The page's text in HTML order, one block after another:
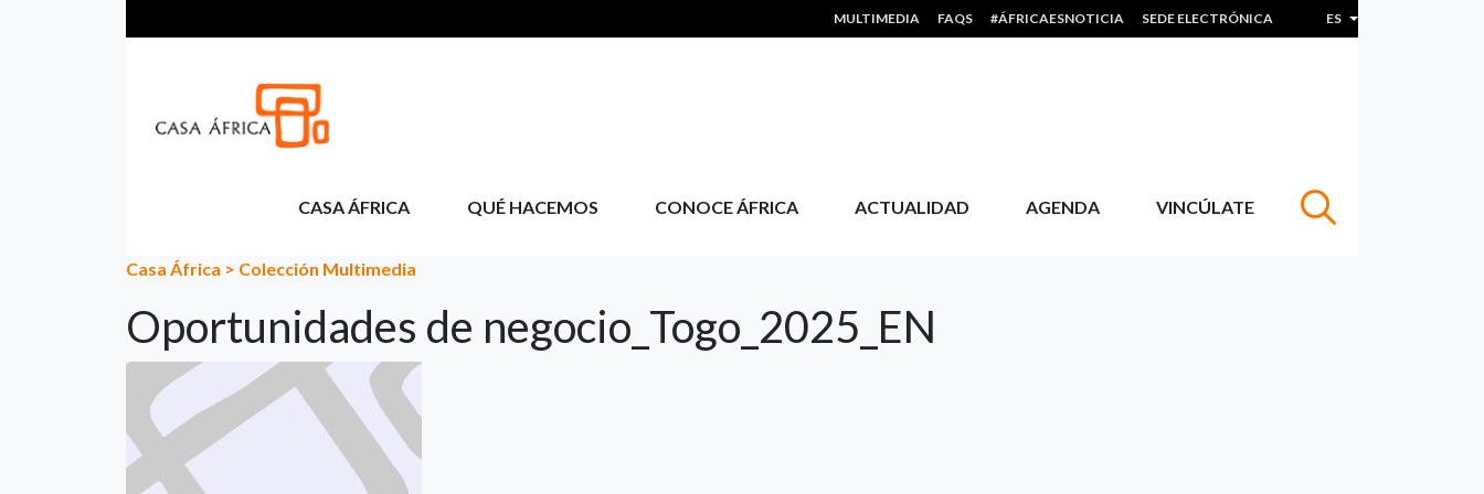
HEADER MENU
MULTIMEDIA FAQS #ÁFRICAESNOTICIA SEDE ELECTRÓNICA ES Lista adicional de
CASA ÁFRICA QUÉ HACEMOS CONOCE ÁFRICA ACTUALIDAD AGENDA VINCÚLATE
Casa África > Colección Multimedia
Oportunidades de negocio_Togo_2025_EN